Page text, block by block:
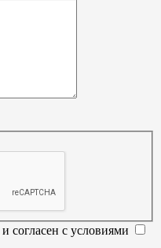
и согласен с условиями